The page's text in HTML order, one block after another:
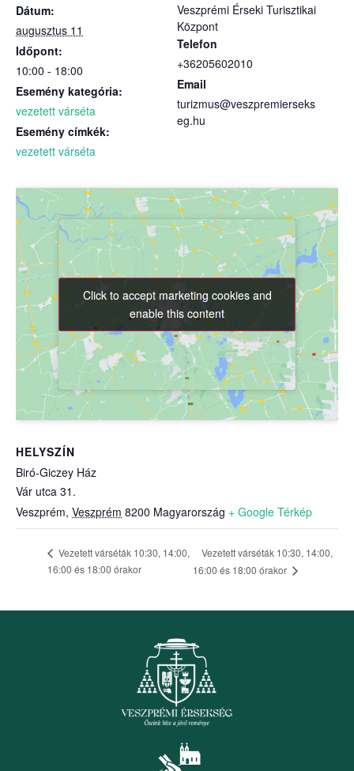
Dátum:
augusztus 11
Időpont:
10:00 - 18:00
Esemény kategória:
vezetett várséta
Esemény címkék:
vezetett várséta
Veszprémi Érseki Turisztikai
Központ
Telefon
+36205602010
Email
turizmus@veszpremierseks
eg.hu
HELYSZÍN
Biró-Giczey Ház
Vár utca 31.
Veszprém, Veszprém 8200 Magyarország + Google Térkép
Click to accept marketing cookies and
enable this content
Click to accept marketing cookies and
enable this content
Vezetett várséták 10:30, 14:00,
16:00 és 18:00 órakor
Vezetett várséták 10:30, 14:00,
16:00 és 18:00 órakor